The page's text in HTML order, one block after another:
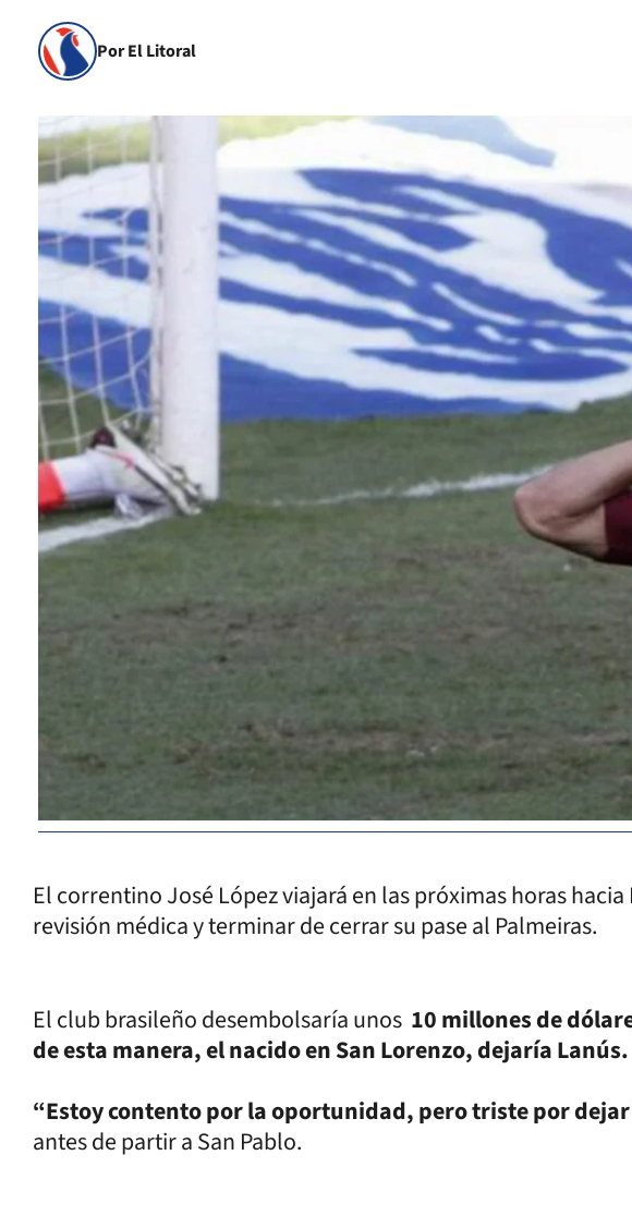
Por El Litoral
El correntino José López viajará en las próximas horas
revisión médica y terminar de cerrar su pase al Palmeiras.
El club brasileño desembolsaría unos 10 millones de
de esta manera, el nacido en San Lorenzo, dejaría Lanús.
“Estoy contento por la oportunidad, pero triste por
antes de partir a San Pablo.